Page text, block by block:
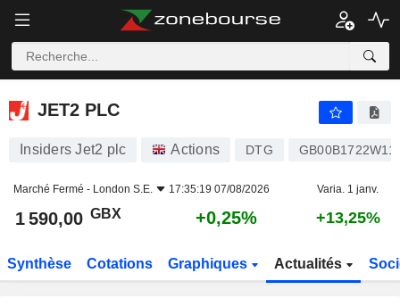
JET2 PLC
JET2 PLC
Insiders Jet2 plc Actions DTG GB00B1722W11
Marché Fermé - London S.E. 17:35:19 07/08/2026 Varia. 1 janv.
1 590,00 GBX +0,25% +13,25%
Synthèse Cotations Graphiques Actualités